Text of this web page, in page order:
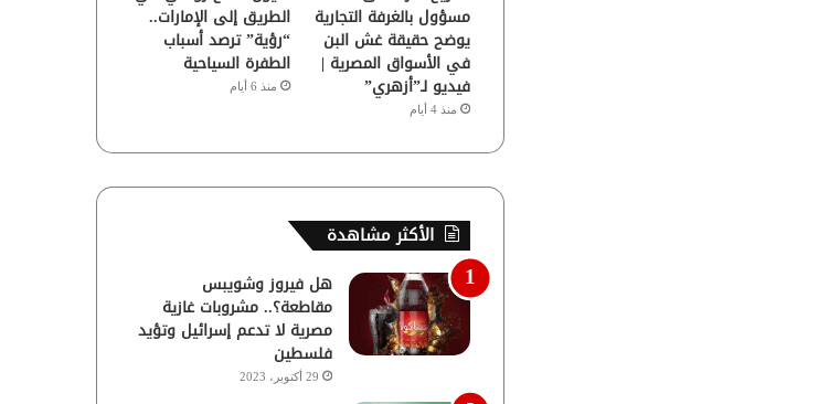
مسؤول بالغرفة التجارية
يوضح حقيقة غش البن
في الأسواق المصرية |
فيديو لـ”أزهري”
منذ 4 أيام
الطريق إلى الإمارات..
“رؤية” ترصد أسباب
الطفرة السياحية
منذ 6 أيام
الأكثر مشاهدة
هل فيروز وشويبس
مقاطعة؟.. مشروبات غازية
مصرية لا تدعم إسرائيل وتؤيد
فلسطين
29 أكتوبر، 2023